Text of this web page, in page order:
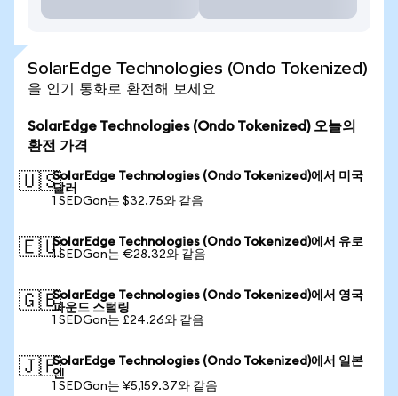
SolarEdge Technologies (Ondo Tokenized)
을 인기 통화로 환전해 보세요
SolarEdge Technologies (Ondo Tokenized) 오늘의
환전 가격
🇺🇸SolarEdge Technologies (Ondo Tokenized)에서 미국
달러
1 SEDGon는 $32.75와 같음
🇪🇺SolarEdge Technologies (Ondo Tokenized)에서 유로
1 SEDGon는 €28.32와 같음
🇬🇧SolarEdge Technologies (Ondo Tokenized)에서 영국
파운드 스털링
1 SEDGon는 £24.26와 같음
🇯🇵SolarEdge Technologies (Ondo Tokenized)에서 일본
엔
1 SEDGon는 ¥5,159.37와 같음